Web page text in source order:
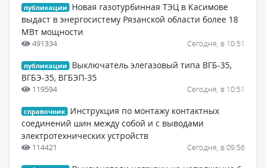
публикации
Новая газотурбинная ТЭЦ в Касимове
выдаст в энергосистему Рязанской области более 18
МВт мощности
491334 Сегодня, в 10:51
публикации
Выключатель элегазовый типа ВГБ-35,
ВГБЭ-35, ВГБЭП-35
119594 Сегодня, в 10:51
справочник
Инструкция по монтажу контактных
соединений шин между собой и с выводами
электротехнических устройств
114421 Сегодня, в 09:56